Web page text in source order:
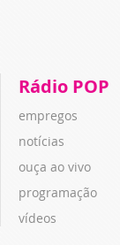
Rádio POP
empregos
notícias
ouça ao vivo
programação
vídeos